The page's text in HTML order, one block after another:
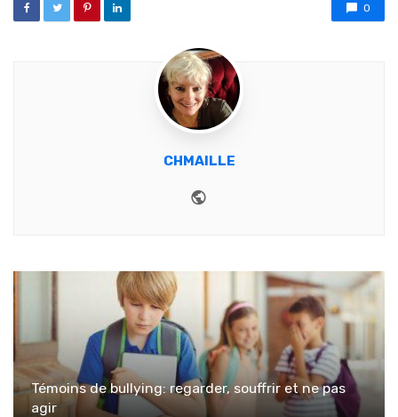
0
CHMAILLE
Témoins de bullying: regarder, souffrir et ne pas
agir